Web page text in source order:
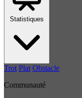
Statistiques
Trot Plat Obstacle
Communauté